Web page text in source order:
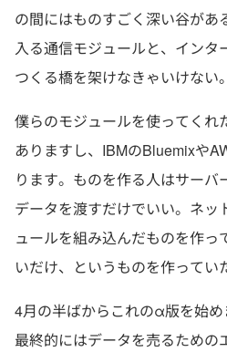
の間にはものすごく深い谷があ
入る通信モジュールと、インタ
つくる橋を架けなきゃいけない。
僕らのモジュールを使ってくれ
ありますし、IBMのBluemixや
ります。ものを作る人はサーバ
データを渡すだけでいい。ネッ
ュールを組み込んだものを作っ
いだけ、というものを作ってい
4月の半ばからこれのα版を始
最終的にはデータを売るための